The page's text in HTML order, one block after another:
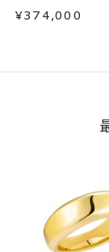
¥374,000